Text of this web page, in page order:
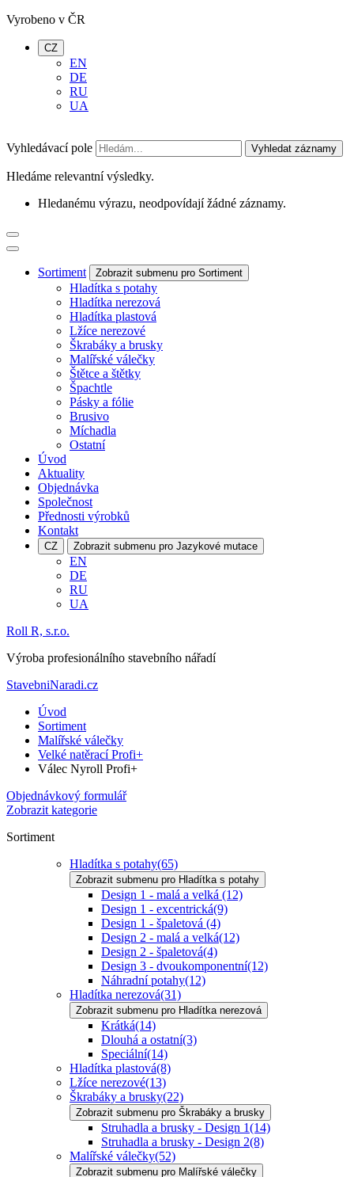
Vyrobeno v ČR
CZ
EN
DE
RU
UA
Vyhledávací pole Vyhledat záznamy
Hledáme relevantní výsledky.
Hledanému výrazu, neodpovídají žádné záznamy.
Sortiment Zobrazit submenu pro Sortiment
Hladítka s potahy
Hladítka nerezová
Hladítka plastová
Lžíce nerezové
Škrabáky a brusky
Malířské válečky
Štětce a štětky
Špachtle
Pásky a fólie
Brusivo
Míchadla
Ostatní
Úvod
Aktuality
Objednávka
Společnost
Přednosti výrobků
Kontakt
CZ Zobrazit submenu pro Jazykové mutace
EN
DE
RU
UA
Roll R, s.r.o.
Výroba profesionálního stavebního nářadí
StavebniNaradi.cz
Úvod
Sortiment
Malířské válečky
Velké natěrací Profi+
Válec Nyroll Profi+
Objednávkový formulář
Zobrazit kategorie
Sortiment
Hladítka s potahy(65)
Zobrazit submenu pro Hladítka s potahy
Design 1 - malá a velká (12)
Design 1 - excentrická(9)
Design 1 - špaletová (4)
Design 2 - malá a velká(12)
Design 2 - špaletová(4)
Design 3 - dvoukomponentní(12)
Náhradní potahy(12)
Hladítka nerezová(31)
Zobrazit submenu pro Hladítka nerezová
Krátká(14)
Dlouhá a ostatní(3)
Speciální(14)
Hladítka plastová(8)
Lžíce nerezové(13)
Škrabáky a brusky(22)
Zobrazit submenu pro Škrabáky a brusky
Struhadla a brusky - Design 1(14)
Struhadla a brusky - Design 2(8)
Malířské válečky(52)
Zobrazit submenu pro Malířské válečky